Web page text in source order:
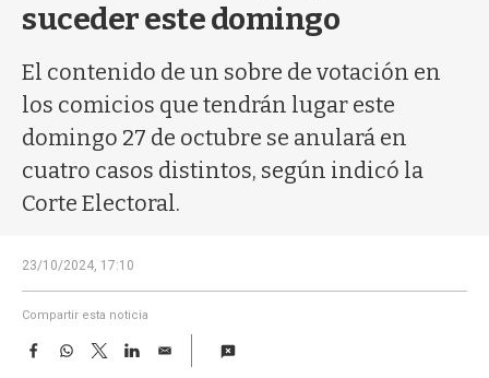
suceder este domingo
El contenido de un sobre de votación en
los comicios que tendrán lugar este
domingo 27 de octubre se anulará en
cuatro casos distintos, según indicó la
Corte Electoral.
23/10/2024, 17:10
Compartir esta noticia
F
W
T
w
L
E